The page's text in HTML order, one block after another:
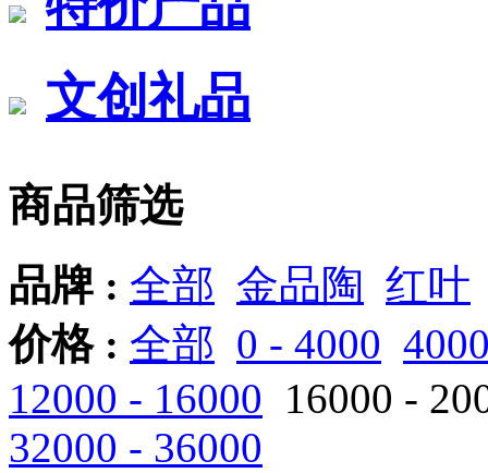
文创礼品
商品筛选
品牌 : 全部 金品陶 红叶
价格 : 全部 0 - 4000
12000 - 16000 16000 -
32000 - 36000